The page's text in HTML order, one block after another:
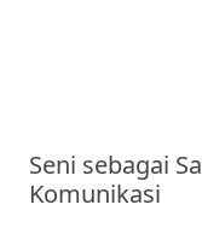
Seni sebagai
Komunikasi